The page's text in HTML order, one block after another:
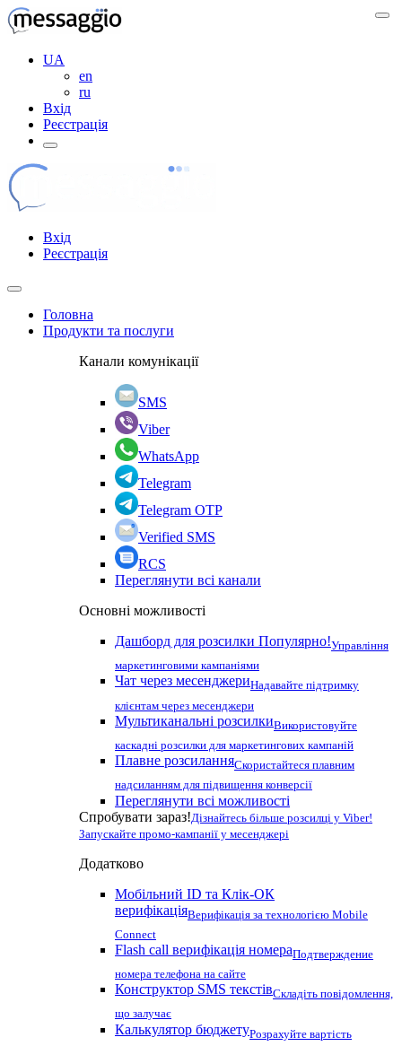
UA
en
ru
Вхід
Реєстрація
Вхід
Реєстрація
Головна
Продукти та послуги
Канали комунікації
SMS
Viber
WhatsApp
Telegram
Telegram OTP
Verified SMS
RCS
Переглянути всі канали
Основні можливості
Дашборд для розсилки Популярно!Управління
маркетинговими кампаніями
Чат через месенджериНадавайте підтримку
клієнтам через месенджери
Мультиканальні розсилкиВикористовуйте
каскадні розсилки для маркетингових кампаній
Плавне розсиланняСкористайтеся плавним
надсиланням для підвищення конверсії
Переглянути всі можливості
Спробувати зараз!Дізнайтесь більше розсилці у Viber!
Запускайте промо-кампанії у месенджері
Додатково
Мобільний ID та Клік-ОК
верифікаціяВерифікація за технологією Mobile
Connect
Flash call верифікація номераПодтверждение
номера телефона на сайте
Конструктор SMS текстівСкладіть повідомлення,
що залучає
Калькулятор бюджетуРозрахуйте вартість